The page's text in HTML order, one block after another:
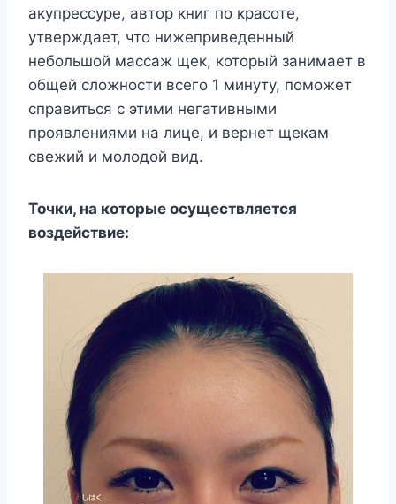
акупрессуре, автор книг по красоте,
утверждает, что нижеприведенный
небольшой массаж щек, который занимает в
общей сложности всего 1 минуту, поможет
справиться с этими негативными
проявлениями на лице, и вернет щекам
свежий и молодой вид.
Точки, на которые осуществляется
воздействие: